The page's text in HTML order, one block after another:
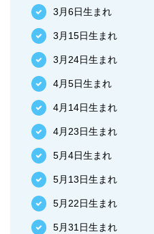
3月6日生まれ
3月15日生まれ
3月24日生まれ
4月5日生まれ
4月14日生まれ
4月23日生まれ
5月4日生まれ
5月13日生まれ
5月22日生まれ
5月31日生まれ